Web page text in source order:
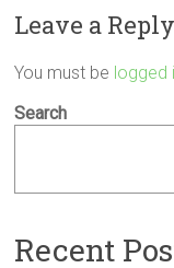
Leave a Reply
You must be logged
Search
Recent